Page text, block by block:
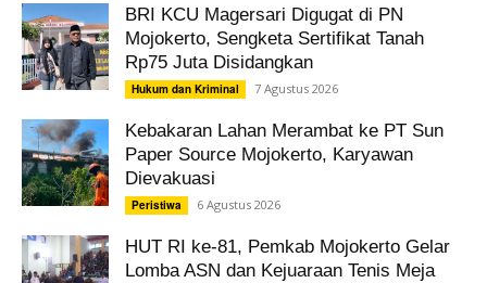
BRI KCU Magersari Digugat di PN
Mojokerto, Sengketa Sertifikat Tanah
Rp75 Juta Disidangkan
Hukum dan Kriminal 7 Agustus 2026
Kebakaran Lahan Merambat ke PT Sun
Paper Source Mojokerto, Karyawan
Dievakuasi
Peristiwa 6 Agustus 2026
HUT RI ke-81, Pemkab Mojokerto Gelar
Lomba ASN dan Kejuaraan Tenis Meja